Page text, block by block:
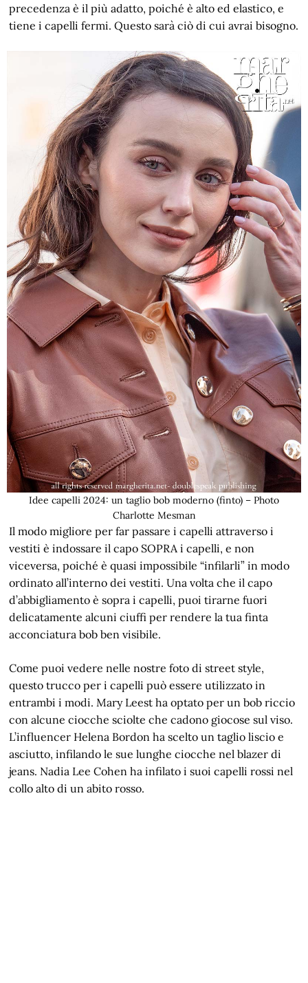
precedenza è il più adatto, poiché è alto ed elastico, e
tiene i capelli fermi. Questo sarà ciò di cui avrai bisogno.
Idee capelli 2024: un taglio bob moderno (finto) – Photo
Charlotte Mesman
Il modo migliore per far passare i capelli attraverso i
vestiti è indossare il capo SOPRA i capelli, e non
viceversa, poiché è quasi impossibile “infilarli” in modo
ordinato all’interno dei vestiti. Una volta che il capo
d’abbigliamento è sopra i capelli, puoi tirarne fuori
delicatamente alcuni ciuffi per rendere la tua finta
acconciatura bob ben visibile.
Come puoi vedere nelle nostre foto di street style,
questo trucco per i capelli può essere utilizzato in
entrambi i modi. Mary Leest ha optato per un bob riccio
con alcune ciocche sciolte che cadono giocose sul viso.
L’influencer Helena Bordon ha scelto un taglio liscio e
asciutto, infilando le sue lunghe ciocche nel blazer di
jeans. Nadia Lee Cohen ha infilato i suoi capelli rossi nel
collo alto di un abito rosso.